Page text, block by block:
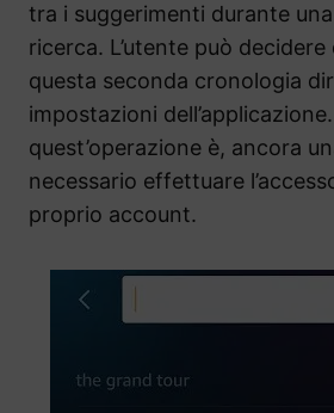
tra i suggerimenti durante
ricerca. L’utente può
questa seconda cronologia
impostazioni
quest’operazione è, ancora
necessario effettuare
proprio account.